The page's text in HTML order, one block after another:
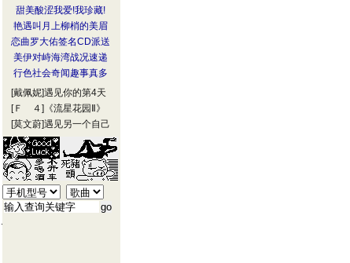
甜美酸涩我爱!我珍藏!
艳遇叫月上柳梢的美眉
恋曲罗大佑签名CD派送
美伊对峙海湾战况速递
行色社会奇闻趣事真多
[戴佩妮]遇见你的第4天
[Ｆ ４] 《流星花园Ⅱ》
[莫文蔚]遇见另一个自己